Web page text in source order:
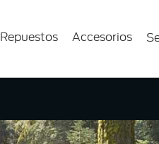
Repuestos Accesorios